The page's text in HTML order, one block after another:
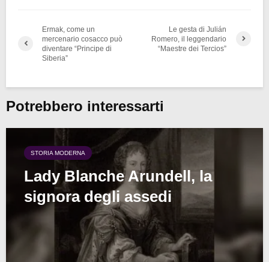
Ermak, come un
mercenario cosacco può
diventare “Principe di
Siberia”
Le gesta di Julián
Romero, il leggendario
“Maestre dei Tercios”
Potrebbero interessarti
STORIA MODERNA
Lady Blanche Arundell, la
signora degli assedi